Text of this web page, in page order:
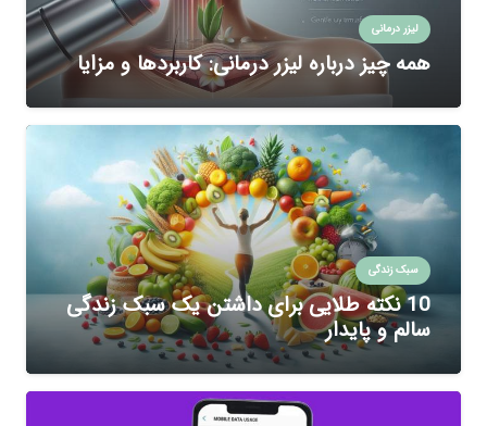
لیزر درمانی
همه چیز درباره لیزر درمانی: کاربردها و مزایا
سبک زندگی
10 نکته طلایی برای داشتن یک سبک زندگی
سالم و پایدار